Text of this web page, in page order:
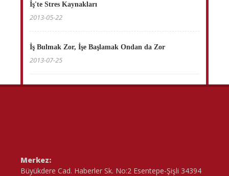
İş'te Stres Kaynakları
2013-05-22
İş Bulmak Zor, İşe Başlamak Ondan da Zor
2013-07-25
Merkez:
Büyükdere Cad. Haberler Sk. No:2 Esentepe-Şişli 34394